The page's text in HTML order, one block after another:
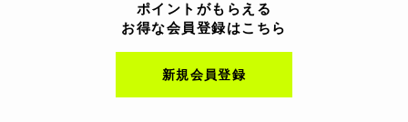
ポイントがもらえる
お得な会員登録はこちら
新規会員登録